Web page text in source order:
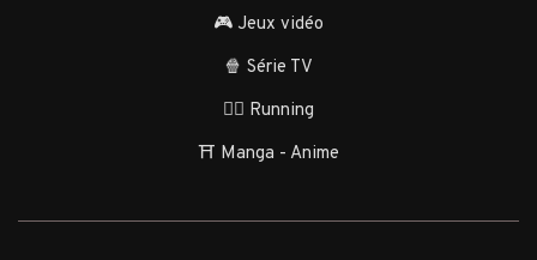
🎮 Jeux vidéo
🍿 Série TV
🏃‍♂️ Running
⛩️ Manga - Anime